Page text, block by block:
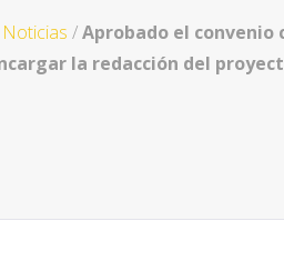
Noticias /Aprobado el convenio
la redacción del